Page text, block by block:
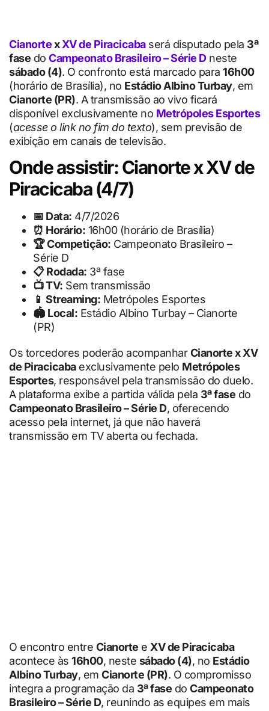
CianortexXV de Piracicabaserá disputado pela 3ª
fase do Campeonato Brasileiro – Série Dneste
sábado (4). O confronto está marcado para 16h00
(horário de Brasília), no Estádio Albino Turbay, em
Cianorte (PR). A transmissão ao vivo ficará
disponível exclusivamente no Metrópoles Esportes
(acesse o link no fim do texto), sem previsão de
exibição em canais de televisão.
Onde assistir: Cianorte x XV de
Piracicaba (4/7)
📅 Data: 4/7/2026
⏰ Horário: 16h00 (horário de Brasília)
🏆 Competição: Campeonato Brasileiro –
Série D
📋 Rodada: 3ª fase
📺 TV: Sem transmissão
📱 Streaming: Metrópoles Esportes
🏟 Local: Estádio Albino Turbay – Cianorte
(PR)
Os torcedores poderão acompanharCianorte x XV
de Piracicabaexclusivamente pelo Metrópoles
Esportes, responsável pela transmissão do duelo.
A plataforma exibe a partida válida pela 3ª fase do
Campeonato Brasileiro – Série D, oferecendo
acesso pela internet, já que não haverá
transmissão em TV aberta ou fechada.
O encontro entre Cianorte e XV de Piracicaba
acontece às 16h00, neste sábado (4), no Estádio
Albino Turbay, em Cianorte (PR). O compromisso
integra a programação da 3ª fase do Campeonato
Brasileiro – Série D, reunindo as equipes em mais